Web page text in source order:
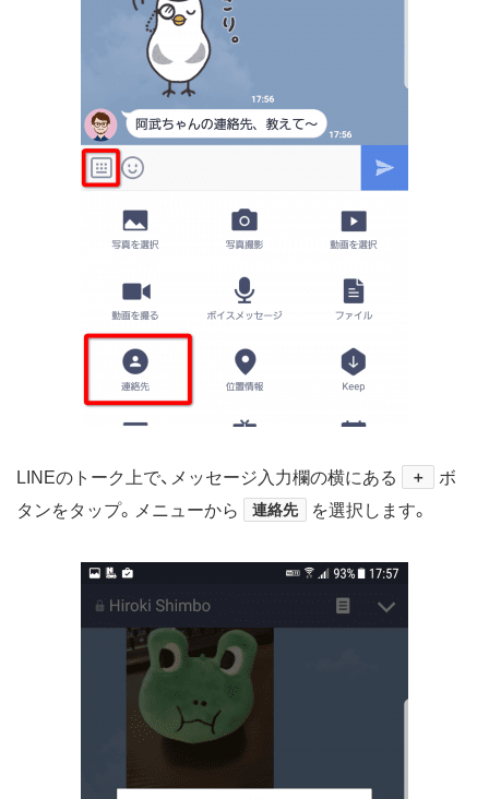
LINEのトーク上で、メッセージ入力欄の横にある ＋
ボ
タンをタップ。メニューから
連絡先 を選択します。